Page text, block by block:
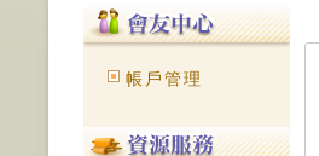
帳戶管理